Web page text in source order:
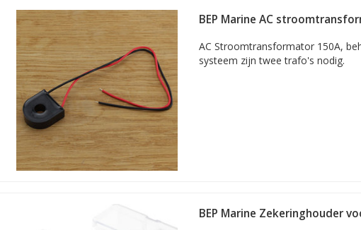
Mede dankzij samenwerking tussen BEP, Mastervolt en de andere partijen
met professionele accessoires en services rondom circuitbeveiliging,
digitale schakeltechnologie. De ingenieurs en productmanagers van BEP zijn
generatie energiebeheerproducten, waaronder voorCZone.
BEP Marine AC
AC Stroomtransformator 150A,
systeem zijn twee trafo's nodig.
BEP Marine Zekeringhouder